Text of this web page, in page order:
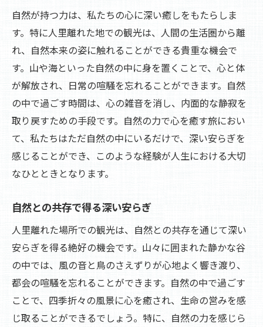
自然が持つ力は、私たちの心に深い癒しをもたらしま
す。特に人里離れた地での観光は、人間の生活圏から離
れ、自然本来の姿に触れることができる貴重な機会で
す。山や海といった自然の中に身を置くことで、心と体
が解放され、日常の喧騒を忘れることができます。自然
の中で過ごす時間は、心の雑音を消し、内面的な静寂を
取り戻すための手段です。自然の力で心を癒す旅におい
て、私たちはただ自然の中にいるだけで、深い安らぎを
感じることができ、このような経験が人生における大切
なひとときとなります。
自然との共存で得る深い安らぎ
人里離れた場所での観光は、自然との共存を通じて深い
安らぎを得る絶好の機会です。山々に囲まれた静かな谷
の中では、風の音と鳥のさえずりが心地よく響き渡り、
都会の喧騒を忘れることができます。自然の中で過ごす
ことで、四季折々の風景に心を癒され、生命の営みを感
じ取ることができるでしょう。特に、自然の力を感じら